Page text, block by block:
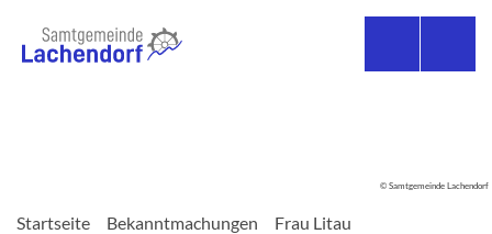
© Samtgemeinde Lachendorf
Startseite Bekanntmachungen Frau Litau